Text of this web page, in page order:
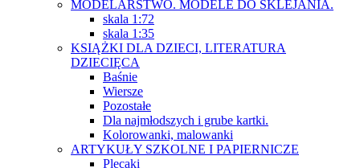
MODELARSTWO. MODELE DO SKLEJANIA.
skala 1:72
skala 1:35
KSIĄŻKI DLA DZIECI, LITERATURA
DZIECIĘCA
Baśnie
Wiersze
Pozostałe
Dla najmłodszych i grube kartki.
Kolorowanki, malowanki
ARTYKUŁY SZKOLNE I PAPIERNICZE
Plecaki